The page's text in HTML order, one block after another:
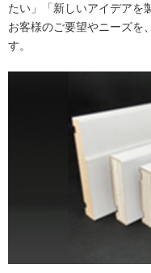
たい」「新しいアイデアを
お客様のご要望やニーズを
す。